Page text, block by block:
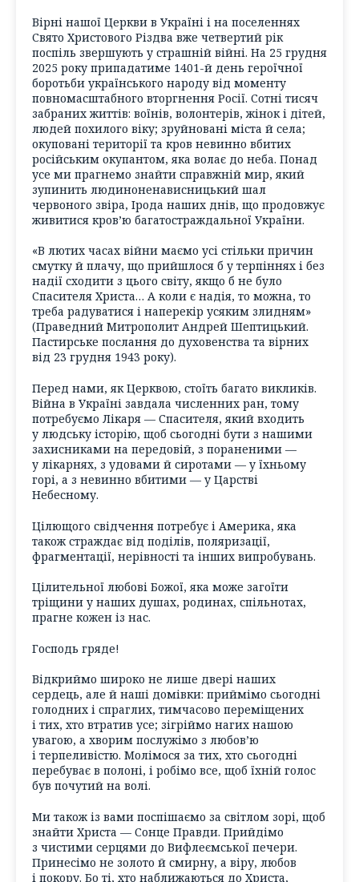
Вірні нашої Церкви в Україні і на поселеннях
Свято Христового Різдва вже четвертий рік
поспіль звершують у страшній війні. На 25 грудня
2025 року припадатиме 1401-й день героїчної
боротьби українського народу від моменту
повномасштабного вторгнення Росії. Сотні тисяч
забраних життів: воїнів, волонтерів, жінок і дітей,
людей похилого віку; зруйновані міста й села;
окуповані території та кров невинно вбитих
російським окупантом, яка волає до неба. Понад
усе ми прагнемо знайти справжній мир, який
зупинить людиноненависницький шал
червоного звіра, Ірода наших днів, що продовжує
живитися кров’ю багатостраждальної України.
«В лютих часах війни маємо усі стільки причин
смутку й плачу, що прийшлося б у терпіннях і без
надії сходити з цього світу, якщо б не було
Спасителя Христа… А коли є надія, то можна, то
треба радуватися і наперекір усяким злидням»
(Праведний Митрополит Андрей Шептицький.
Пастирське послання до духовенства та вірних
від 23 грудня 1943 року).
Перед нами, як Церквою, стоїть багато викликів.
Війна в Україні завдала численних ран, тому
потребуємо Лікаря — Спасителя, який входить
у людську історію, щоб сьогодні бути з нашими
захисниками на передовій, з пораненими —
у лікарнях, з удовами й сиротами — у їхньому
горі, а з невинно вбитими — у Царстві
Небесному.
Цілющого свідчення потребує і Америка, яка
також страждає від поділів, поляризації,
фрагментації, нерівності та інших випробувань.
Цілительної любові Божої, яка може загоїти
тріщини у наших душах, родинах, спільнотах,
прагне кожен із нас.
Господь гряде!
Відкриймо широко не лише двері наших
сердець, але й наші домівки: приймімо сьогодні
голодних і спраглих, тимчасово переміщених
і тих, хто втратив усе; зігріймо нагих нашою
увагою, а хворим послужімо з любов’ю
і терпеливістю. Молімося за тих, хто сьогодні
перебуває в полоні, і робімо все, щоб їхній голос
був почутий на волі.
Ми також із вами поспішаємо за світлом зорі, щоб
знайти Христа — Сонце Правди. Прийдімо
з чистими серцями до Вифлеємської печери.
Принесімо не золото й смирну, а віру, любов
і покору. Бо ті, хто наближаються до Христа,